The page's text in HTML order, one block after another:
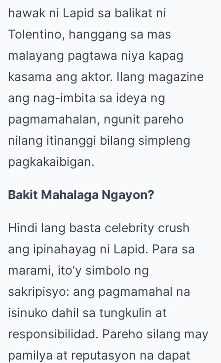
hawak ni Lapid sa balikat ni
Tolentino, hanggang sa mas
malayang pagtawa niya kapag
kasama ang aktor. Ilang magazine
ang nag-imbita sa ideya ng
pagmamahalan, ngunit pareho
nilang itinanggi bilang simpleng
pagkakaibigan.
Bakit Mahalaga Ngayon?
Hindi lang basta celebrity crush
ang ipinahayag ni Lapid. Para sa
marami, ito’y simbolo ng
sakripisyo: ang pagmamahal na
isinuko dahil sa tungkulin at
responsibilidad. Pareho silang may
pamilya at reputasyon na dapat